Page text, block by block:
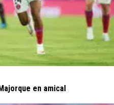
en amical